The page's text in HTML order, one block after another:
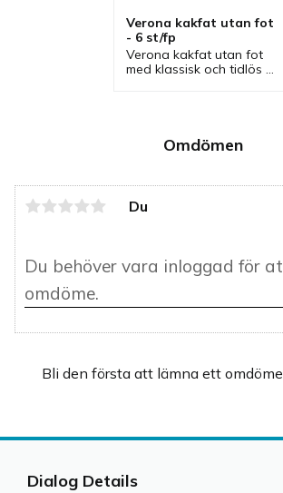
Omdömen
Du
Bli den första att lämna ett omdöme.
Verona kakfat utan fot
- 6 st/fp
Verona kakfat utan fot
med klassisk och tidlös
uppläggningsfat.
Dialog Details